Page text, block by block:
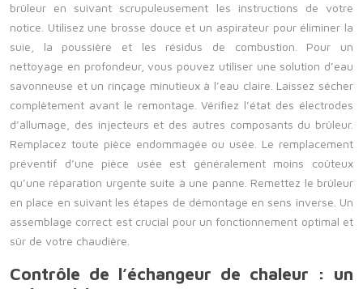
brûleur en suivant scrupuleusement les instructions de votre
notice. Utilisez une brosse douce et un aspirateur pour éliminer la
suie, la poussière et les résidus de combustion. Pour un
nettoyage en profondeur, vous pouvez utiliser une solution d’eau
savonneuse et un rinçage minutieux à l’eau claire. Laissez sécher
complètement avant le remontage. Vérifiez l’état des électrodes
d’allumage, des injecteurs et des autres composants du brûleur.
Remplacez toute pièce endommagée ou usée. Le remplacement
préventif d’une pièce usée est généralement moins coûteux
qu’une réparation urgente suite à une panne. Remettez le brûleur
en place en suivant les étapes de démontage en sens inverse. Un
assemblage correct est crucial pour un fonctionnement optimal et
sûr de votre chaudière.
Contrôle de l’échangeur de chaleur : un